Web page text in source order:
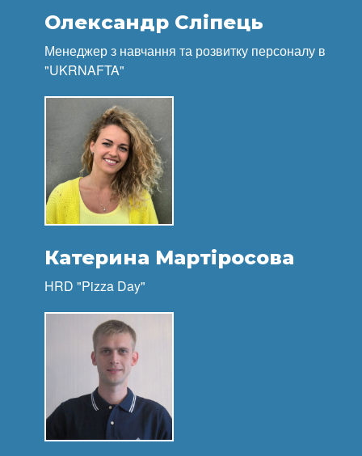
Олександр Сліпець
Менеджер з навчання та розвитку персоналу в
"UKRNAFTA"
Катерина Мартіросова
HRD "Pizza Day"